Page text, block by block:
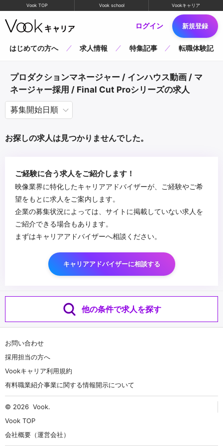
Vook TOP Vook school Vookキャリア
ログイン 新規登録
はじめての方へ 求人情報 特集記事 転職体験記
プロダクションマネージャー / インハウス動画 / マ
ネージャー採用 / Final Cut Proシリーズの求人
お探しの求人は見つかりませんでした。
ご経験に合う求人をご紹介します！
映像業界に特化したキャリアアドバイザーが、ご経験やご希
望をもとに求人をご案内します。
企業の募集状況によっては、サイトに掲載していない求人を
ご紹介できる場合もあります。
まずはキャリアアドバイザーへ相談ください。
キャリアアドバイザーに相談する
他の条件で求人を探す
お問い合わせ
採用担当の方へ
Vookキャリア利用規約
有料職業紹介事業に関する情報開示について
© 2026 Vook.
Vook TOP
会社概要（運営会社）